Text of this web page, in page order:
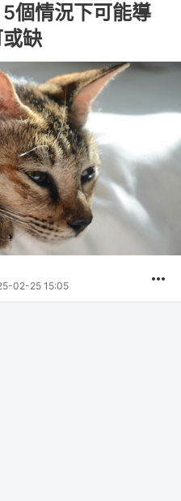
個情況下可能導
缺
02-25 15:05